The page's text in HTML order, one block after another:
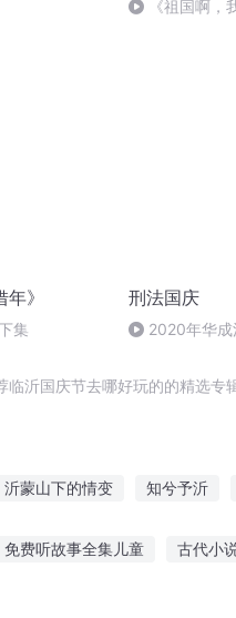
《祖国啊，
》
集
刑法国庆
2020年华成
临沂国庆节去哪好玩的的精选专
沂蒙山下的情变 知兮予沂
免费听故事全集儿童 古代小